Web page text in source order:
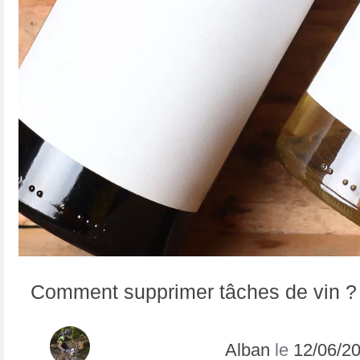
Comment supprimer tâches de vin ?
Alban le 12/06/